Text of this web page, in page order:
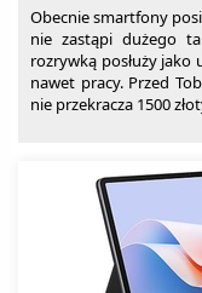
Obecnie smartfony
nie zastąpi dużego
rozrywką posłuży
nawet pracy. Przed
nie przekracza 1500